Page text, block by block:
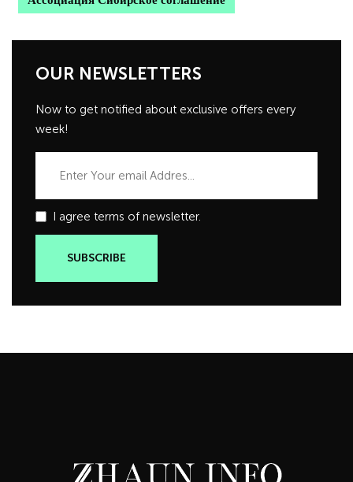
OUR NEWSLETTERS
Now to get notified about exclusive offers every
week!
I agree terms of newsletter.